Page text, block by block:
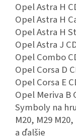
Opel Astra H
Opel Astra H
Opel Astra H
Opel Astra J
Opel Combo
Opel Corsa D
Opel Corsa E
Opel Meriva B
Symboly na
M20, M29
a ďalšie